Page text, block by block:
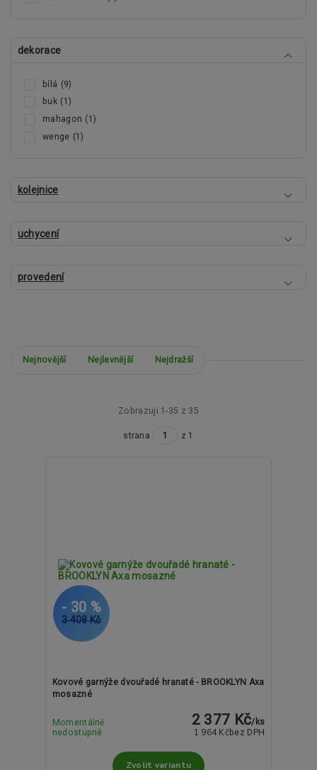
dekorace
bílá (9)
buk (1)
mahagon (1)
wenge (1)
kolejnice
uchycení
provedení
Nejnovější Nejlevnější Nejdražší
Zobrazuji 1-35 z 35
strana z 1
3 408 Kč
- 30 %
Kovové garnýže dvouřadé hranaté - BROOKLYN Axa
mosazné
2 377 Kč/ ks
1 964 Kč bez DPH
Momentálně
nedostupné
Zvolit variantu